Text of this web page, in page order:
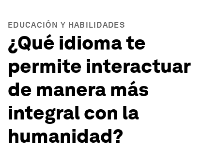
EDUCACIÓN Y HABILIDADES
¿Qué idioma te
permite interactuar
de manera más
integral con la
humanidad?